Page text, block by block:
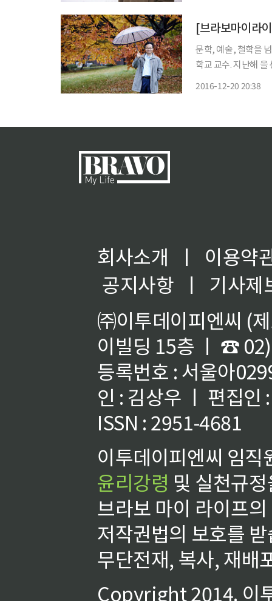
문학, 예술, 철학을
학교 교수. 지난해
2016-12-20 20:38
회사소개 ㅣ
이용약
공지사항
ㅣ
기사제
㈜이투데이피엔씨 (
이빌딩 15층 ㅣ ☎
등록번호 : 서울아
인 : 김상우 ㅣ 편집인
ISSN : 2951-4681
이투데이피엔씨 임
윤리강령 및 실천규
브라보 마이 라이프
저작권법의 보호를
무단전재, 복사, 재배
Copyright 2014. 이